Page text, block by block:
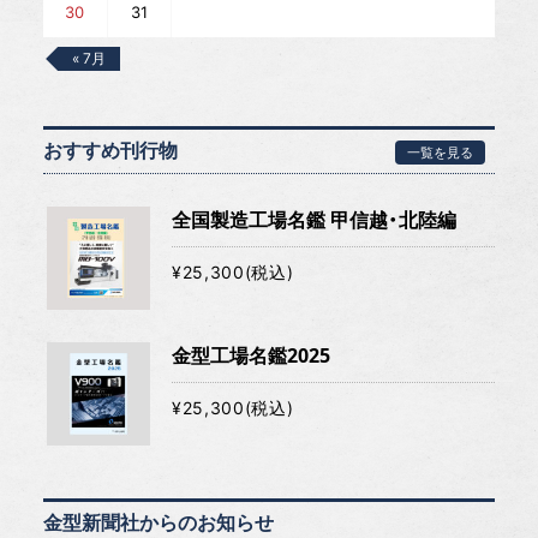
30 31
« 7月
おすすめ刊行物 一覧を見る
全国製造工場名鑑 甲信越・北陸編
¥25,300(税込)
金型工場名鑑2025
¥25,300(税込)
金型新聞社からのお知らせ